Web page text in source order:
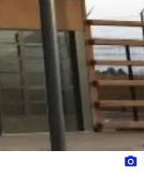
photo_camera